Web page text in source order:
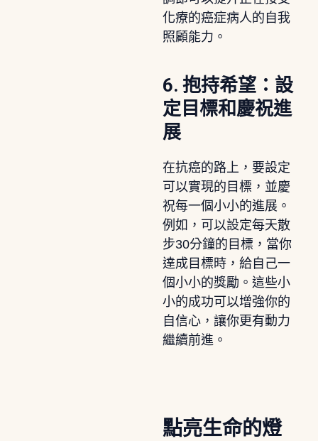
化療的癌症病人的自我
照顧能力。
6. 抱持希望：設
定目標和慶祝進
展
在抗癌的路上，要設定
可以實現的目標，並慶
祝每一個小小的進展。
例如，可以設定每天散
步30分鐘的目標，當你
達成目標時，給自己一
個小小的獎勵。這些小
小的成功可以增強你的
自信心，讓你更有動力
繼續前進。
點亮生命的燈